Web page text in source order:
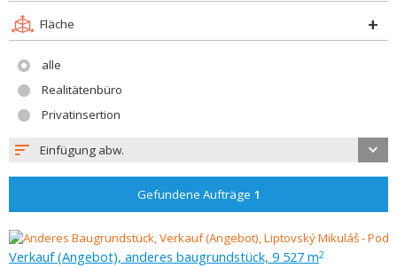
Fläche
alle
Realitätenbüro
Privatinsertion
Einfügung abw.
Gefundene Aufträge 1
Verkauf (Angebot), anderes baugrundstück, 9 527 m2